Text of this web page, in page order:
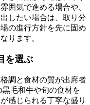
囲気で進める場合や、
したい場合は、取り分
の進行方針を先に固め
ります。
を選ぶ
調と食材の質が出席者
毛和牛や旬の食材を
感じられる丁寧な盛り